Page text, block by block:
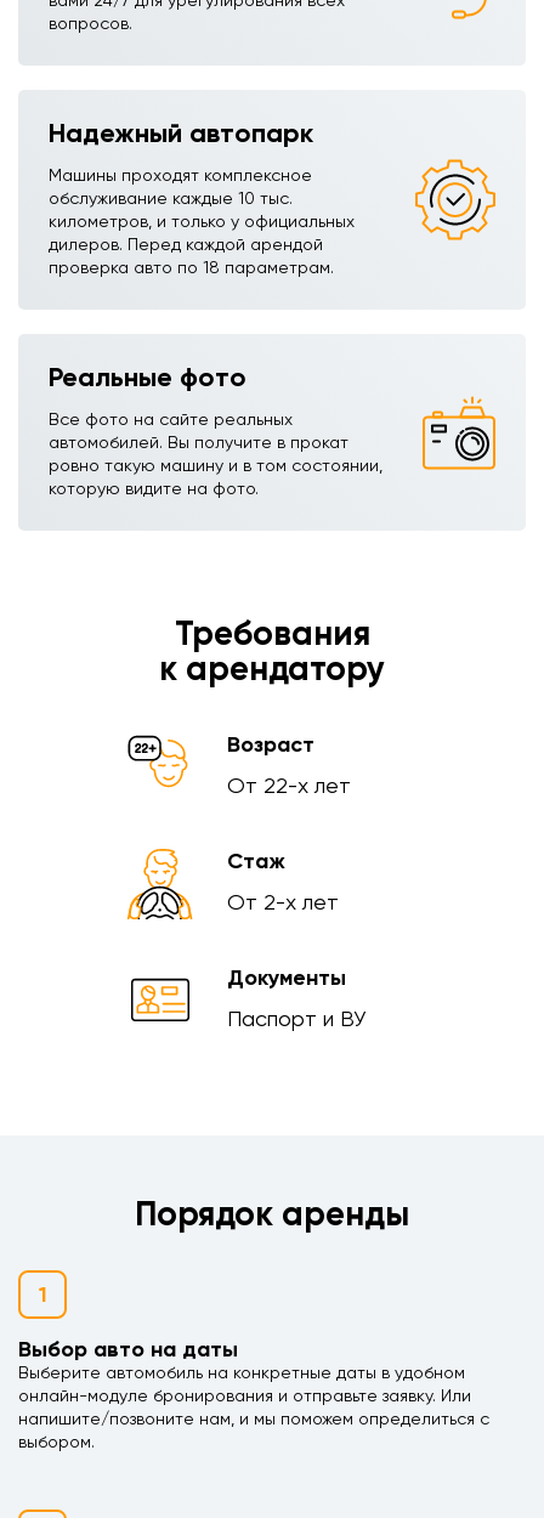
вопросов.
Надежный автопарк
Машины проходят комплексное
обслуживание каждые 10 тыс.
километров, и только у официальных
дилеров. Перед каждой арендой
проверка авто по 18 параметрам.
Реальные фото
Все фото на сайте реальных
автомобилей. Вы получите в прокат
ровно такую машину и в том состоянии,
которую видите на фото.
Требования
к арендатору
Возраст
От 22-х лет
Стаж
От 2-х лет
Документы
Паспорт и ВУ
Порядок аренды
1
Выбор авто на даты
Выберите автомобиль на конкретные даты в удобном
онлайн-модуле бронирования и отправьте заявку. Или
напишите/позвоните нам, и мы поможем определиться с
выбором.